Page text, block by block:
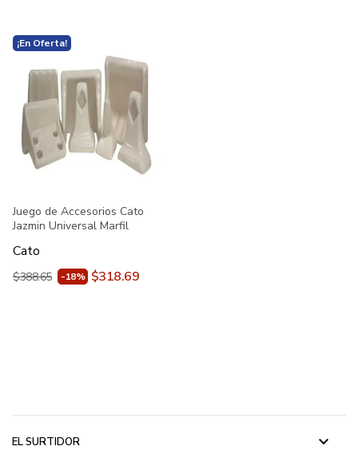
¡En Oferta!
Juego de Accesorios Cato
Jazmin Universal Marfil
Cato
$388.65 -18% $318.69
EL SURTIDOR keyboard_arrow_down